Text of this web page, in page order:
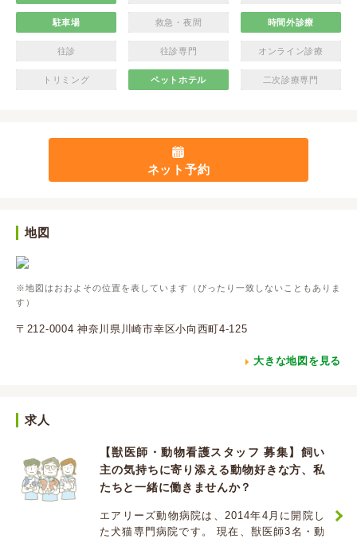
駐車場 救急・夜間 時間外診療
往診 往診専門 オンライン診療
トリミング ペットホテル 二次診療専門
ネット予約
地図
※地図はおおよその位置を表しています（ぴったり一致しないこともありま
す）
〒212-0004 神奈川県川崎市幸区小向西町4-125
大きな地図を見る
求人
【獣医師・動物看護スタッフ 募集】飼い
主の気持ちに寄り添える動物好きな方、私
たちと一緒に働きませんか？
エアリーズ動物病院は、2014年4月に開院し
た犬猫専門病院です。 現在、獣医師3名・動